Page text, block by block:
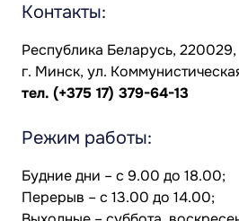
Контакты:
Республика Беларусь, 220029,
г. Минск, ул.
тел. (+375 17) 379-64-13
Режим работы:
Будние дни – с 9.00 до 18.00;
Перерыв – с 13.00 до 14.00;